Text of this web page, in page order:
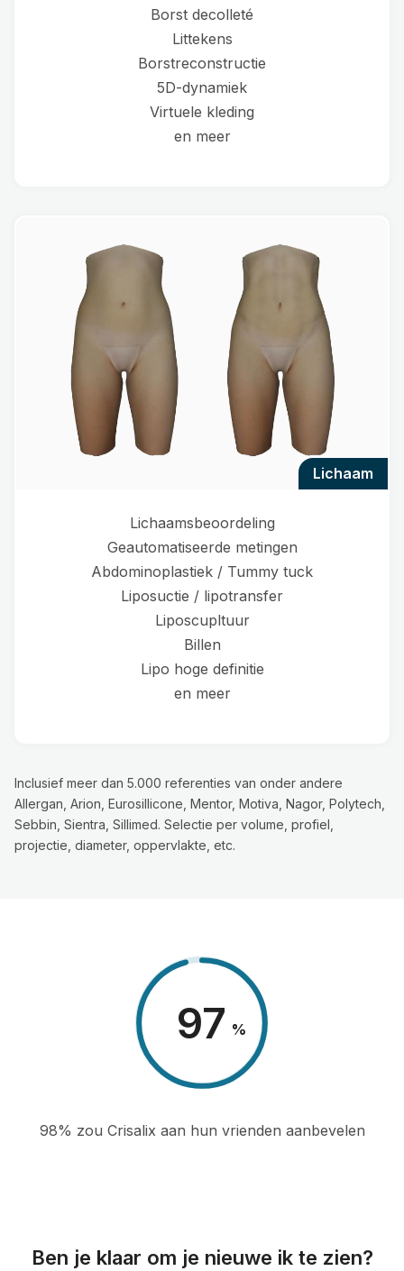
Borst decolleté
Littekens
Borstreconstructie
5D-dynamiek
Virtuele kleding
en meer
lichaam
Lichaamsbeoordeling
Geautomatiseerde metingen
Abdominoplastiek / Tummy tuck
Liposuctie / lipotransfer
Liposcupltuur
Billen
Lipo hoge definitie
en meer
Inclusief meer dan 5.000 referenties van onder andere
Allergan, Arion, Eurosillicone, Mentor, Motiva, Nagor, Polytech,
Sebbin, Sientra, Sillimed. Selectie per volume, profiel,
projectie, diameter, oppervlakte, etc.
98 %
98% zou Crisalix aan hun vrienden aanbevelen
Ben je klaar om je nieuwe ik te zien?